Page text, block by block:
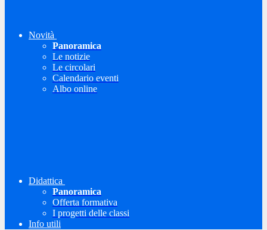
Novità
Panoramica
Le notizie
Le circolari
Calendario eventi
Albo online
Didattica
Panoramica
Offerta formativa
I progetti delle classi
Info utili